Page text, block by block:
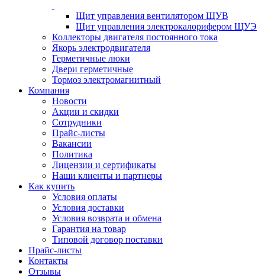
Щит управления вентилятором ЩУВ
Щит управления электрокалорифером ЩУЭ
Коллекторы двигателя постоянного тока
Якорь электродвигателя
Герметичные люки
Двери герметичные
Тормоз электромагнитный
Компания
Новости
Акции и скидки
Сотрудники
Прайс-листы
Вакансии
Политика
Лицензии и сертификаты
Наши клиенты и партнеры
Как купить
Условия оплаты
Условия доставки
Условия возврата и обмена
Гарантия на товар
Типовой договор поставки
Прайс-листы
Контакты
Отзывы